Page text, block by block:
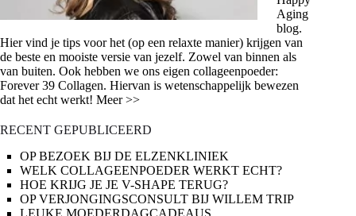
Aging
blog.
Hier vind je tips voor het (op een relaxte manier) krijgen van
de beste en mooiste versie van jezelf. Zowel van binnen als
van buiten. Ook hebben we ons eigen collageenpoeder:
Forever 39 Collagen. Hiervan is wetenschappelijk bewezen
dat het echt werkt! Meer >>
RECENT GEPUBLICEERD
OP BEZOEK BIJ DE ELZENKLINIEK
WELK COLLAGEENPOEDER WERKT ECHT?
HOE KRIJG JE JE V-SHAPE TERUG?
OP VERJONGINGSCONSULT BIJ WILLEM TRIP
LEUKE MOEDERDAGCADEAUS